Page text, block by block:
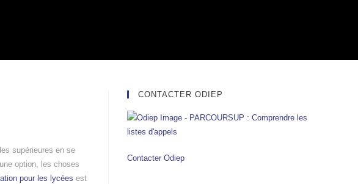
supérieures en se
option, les choses
pour les lycées est
CONTACTER ODIEP
Contacter Odiep